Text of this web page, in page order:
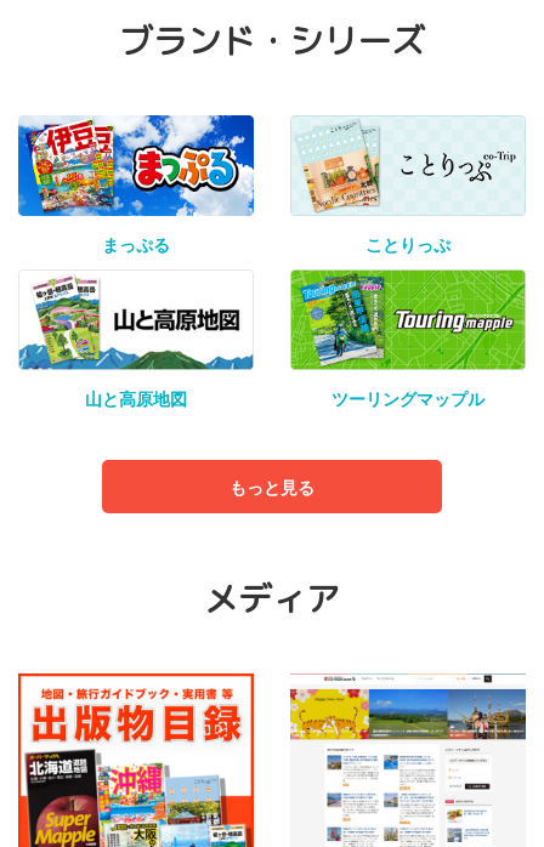
ブランド・シリーズ
まっぷる ことりっぷ
山と高原地図 ツーリングマップル
もっと見る
メディア